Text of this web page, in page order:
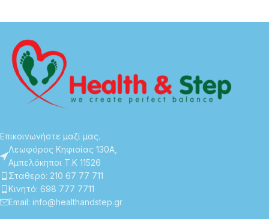
Επικοινωνήστε μαζί μας.
Λεωφόρος Κηφισίας 130Α,
Αμπελόκηποι Τ.Κ 11526
Σταθερό: 210 67 77 711
Κινητό: 698 777 7711
Email: info@healthandstep.gr